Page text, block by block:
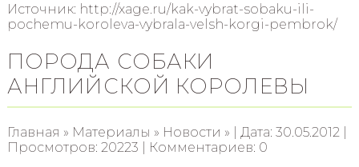
Источник: http://xage.ru/kak-vybrat-sobaku-ili-
pochemu-koroleva-vybrala-velsh-korgi-pembrok/
ПОРОДА СОБАКИ
АНГЛИЙСКОЙ КОРОЛЕВЫ
Главная » Материалы » Новости » | Дата: 30.05.2012 |
Просмотров: 20223 | Комментариев: 0